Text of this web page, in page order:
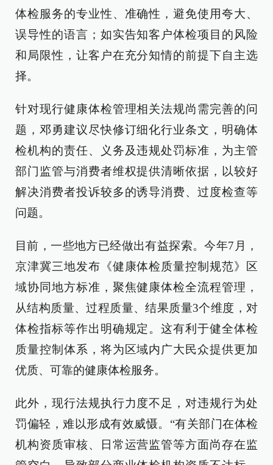
体检服务的专业性、准确性，避免使用夸大、
误导性的语言；如实告知客户体检项目的风险
和局限性，让客户在充分知情的前提下自主选
择。
针对现行健康体检管理相关法规尚需完善的问
题，邓勇建议尽快修订细化行业条文，明确体
检机构的责任、义务及违规处罚标准，为主管
部门监管与消费者维权提供清晰依据，以较好
解决消费者投诉较多的诱导消费、过度检查等
问题。
目前，一些地方已经做出有益探索。今年7月，
京津冀三地发布《健康体检质量控制规范》区
域协同地方标准，聚焦健康体检全流程管理，
从结构质量、过程质量、结果质量3个维度，对
体检指标等作出明确规定。这有利于健全体检
质量控制体系，将为区域内广大民众提供更加
优质、可靠的健康体检服务。
此外，现行法规执行力度不足，对违规行为处
罚偏轻，难以形成有效威慑。“有关部门在体检
机构资质审核、日常运营监管等方面尚存在监